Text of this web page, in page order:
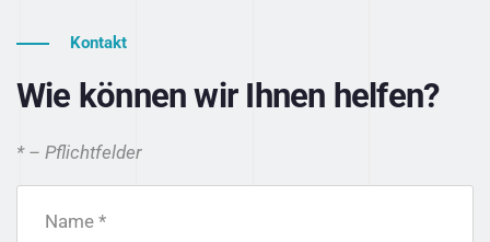
Kontakt
Wie können wir Ihnen helfen?
* – Pflichtfelder
Name *